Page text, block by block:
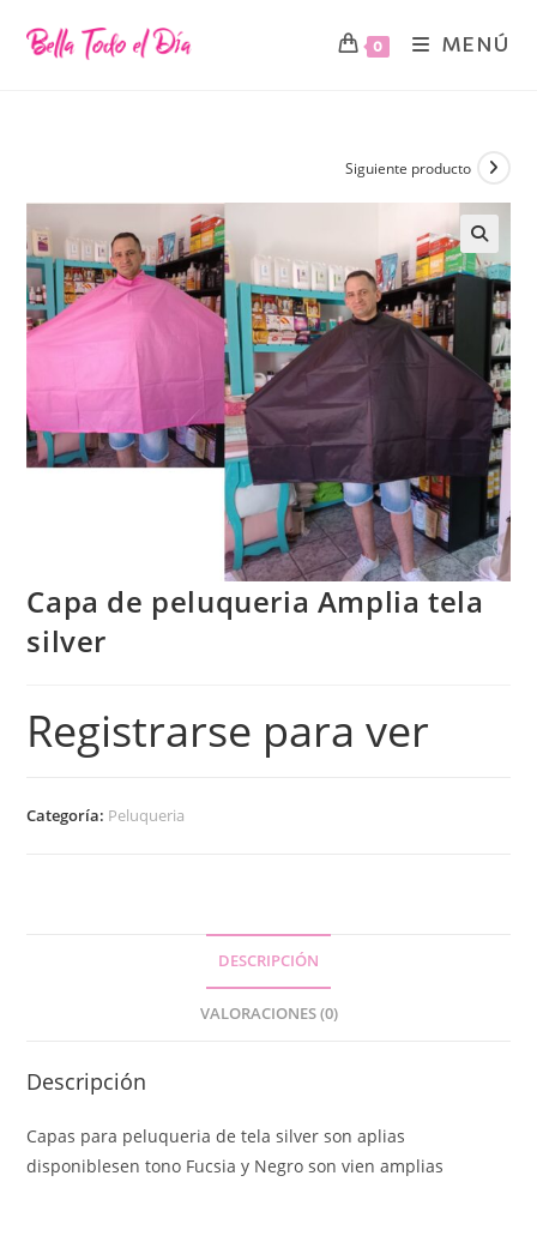
0 MENÚ
Siguiente producto
🔍
Capa de peluqueria Amplia tela
silver
Registrarse para ver
Categoría: Peluqueria
DESCRIPCIÓN
VALORACIONES (0)
Descripción
Capas para peluqueria de tela silver son aplias
disponiblesen tono Fucsia y Negro son vien amplias